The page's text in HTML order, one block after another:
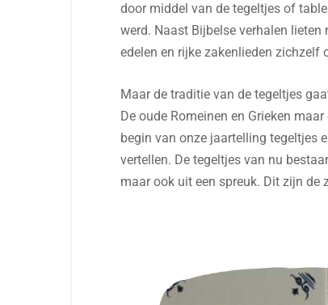
door middel van de tegeltjes of
werd. Naast Bijbelse verhalen
edelen en rijke zakenlieden zichzelf
Maar de traditie van de tegeltjes
De oude Romeinen en Grieken
begin van onze jaartelling tegeltjes
vertellen. De tegeltjes van nu
maar ook uit een spreuk. Dit zijn de